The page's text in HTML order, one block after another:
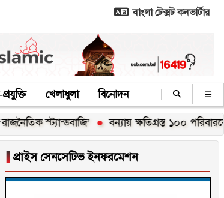
বাংলা টেক্সট কনভার্টার
খেলাধুলা বিনোদন
বন্যায় ক্ষতিগ্রস্ত ১০০ পরিবারকে নতুন ঘর
▐ প্রাইস সেনসেটিভ ইনফরমেশন